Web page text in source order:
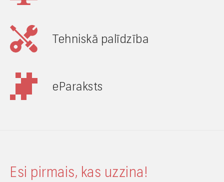
Tehniskā palīdzība
eParaksts
Esi pirmais, kas uzzina!